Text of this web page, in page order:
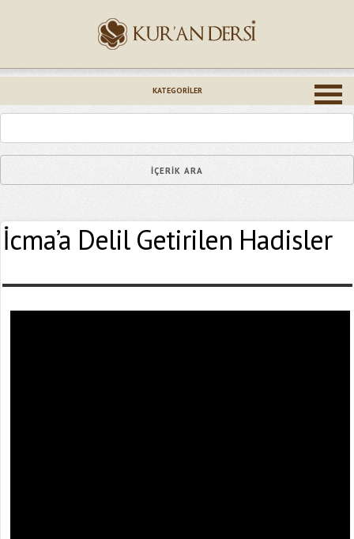
KATEGORILER
İcma’a Delil Getirilen Hadisler
Epostanız (*)
Yaşadığınız Hatanın Ayrıntıları